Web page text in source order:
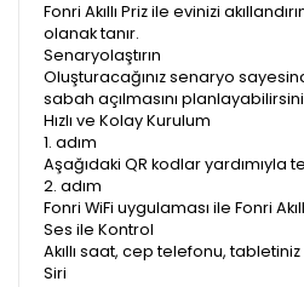
Fonri Akıllı Priz ile evinizi
olanak tanır.
Senaryolaştırın
Oluşturacağınız senaryo
sabah açılmasını
Hızlı ve Kolay Kurulum
1. adım
Aşağıdaki QR kodlar yardımıyla
2. adım
Fonri WiFi uygulaması ile Fonri
Ses ile Kontrol
Akıllı saat, cep telefonu,
Siri